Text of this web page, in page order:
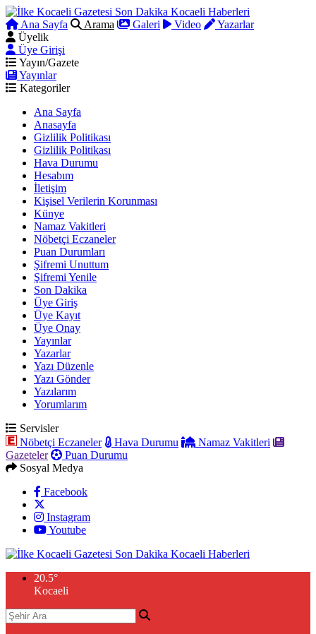
Ana Sayfa Arama Galeri Video
Yazarlar
Üyelik
Üye Girişi
Yayın/Gazete
Yayınlar
Kategoriler
Ana Sayfa
Anasayfa
Gizlilik Politikası
Gizlilik Politikası
Hava Durumu
Hesabım
İletişim
Kişisel Verilerin Korunması
Künye
Namaz Vakitleri
Nöbetçi Eczaneler
Puan Durumları
Şifremi Unuttum
Şifremi Yenile
Son Dakika
Üye Giriş
Üye Kayıt
Üye Onay
Yayınlar
Yazarlar
Yazı Düzenle
Yazı Gönder
Yazılarım
Yorumlarım
Servisler
Nöbetçi Eczaneler
Hava Durumu
Namaz Vakitleri
Gazeteler
Puan Durumu
Sosyal Medya
Facebook
Instagram
Youtube
20.5°
Kocaeli